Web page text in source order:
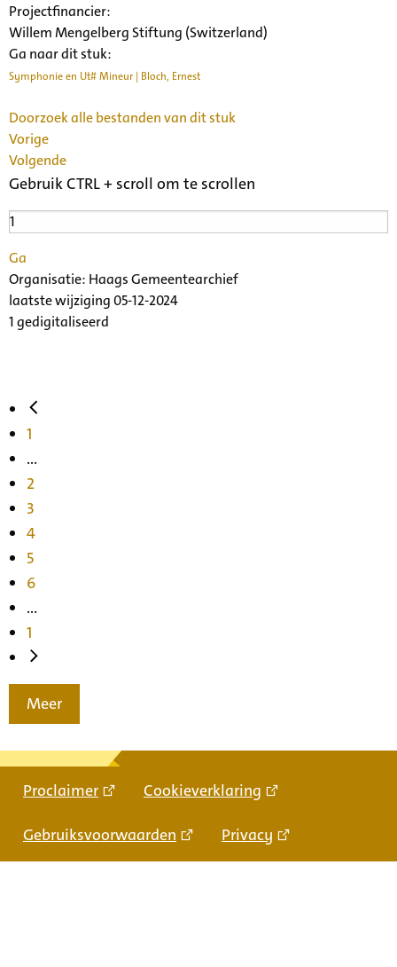
Projectfinancier:
Willem Mengelberg Stiftung (Switzerland)
Ga naar dit stuk:
Symphonie en Ut# Mineur | Bloch, Ernest
Doorzoek alle bestanden van dit stuk
Vorige
Volgende
Gebruik CTRL + scroll om te scrollen
Ga
Organisatie: Haags Gemeentearchief
laatste wijziging 05-12-2024
1 gedigitaliseerd
1
...
2
3
4
5
6
...
1
Meer
Proclaimer Cookieverklaring
Gebruiksvoorwaarden Privacy